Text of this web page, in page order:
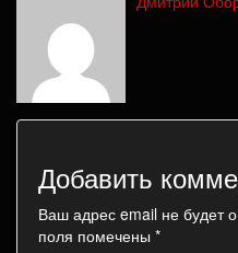
Добавить
Ваш адрес email не будет
поля помечены *